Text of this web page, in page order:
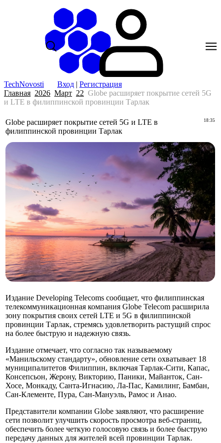
TechNovosti Вход | Регистрация
Главная 2026 Март 22 Globe расширяет покрытие сетей 5G
и LTE в филиппинской провинции Тарлак
18:35
Globe расширяет покрытие сетей 5G и LTE в
филиппинской провинции Тарлак
Издание Developing Telecoms сообщает, что филиппинская
телекоммуникационная компания Globe Telecom расширила
зону покрытия своих сетей LTE и 5G в филиппинской
провинции Тарлак, стремясь удовлетворить растущий спрос
на более быструю и надежную связь.
Издание отмечает, что согласно так называемому
«Манильскому стандарту», обновление сети охватывает 18
муниципалитетов Филиппин, включая Тарлак-Сити, Капас,
Консепсьон, Жерону, Викторию, Паники, Майанток, Сан-
Хосе, Монкаду, Санта-Игнасию, Ла-Пас, Камилинг, Бамбан,
Сан-Клементе, Пура, Сан-Мануэль, Рамос и Анао.
Представители компании Globe заявляют, что расширение
сети позволит улучшить скорость просмотра веб-страниц,
обеспечить более четкую голосовую связь и более быструю
передачу данных для жителей всей провинции Тарлак.